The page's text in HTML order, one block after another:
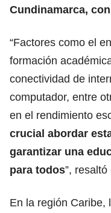
Cundinamarca,
“Factores como el
formación
conectividad de
computador, entre
en el rendimiento
crucial abordar
garantizar una
para todos”,
En la región Caribe,